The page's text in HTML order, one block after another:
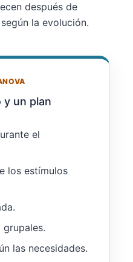
después de
la evolución.
un plan
el
los estímulos
grupales.
las necesidades.